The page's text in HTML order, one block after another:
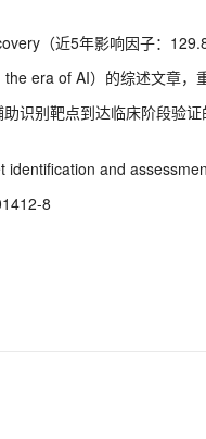
（近5年影响因子：
era of AI）的综述文章，
识别靶点到达临床阶段验证
identification and
8